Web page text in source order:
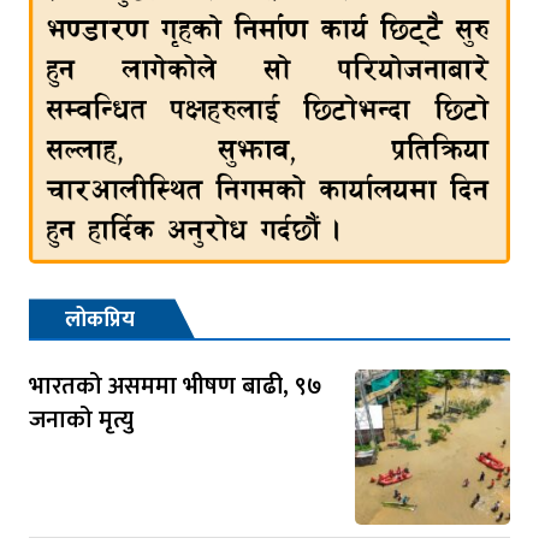
लोकप्रिय
भारतको असममा भीषण बाढी, ९७
जनाको मृत्यु